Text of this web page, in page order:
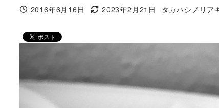
投稿日
2016年6月16日
更新日
2023年2月21日
著
タカハシノリア